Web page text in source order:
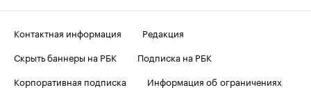
Контактная информация
Редакция
Скрыть баннеры на РБК
Подписка на РБК
Корпоративная подписка
Информация об ограничениях